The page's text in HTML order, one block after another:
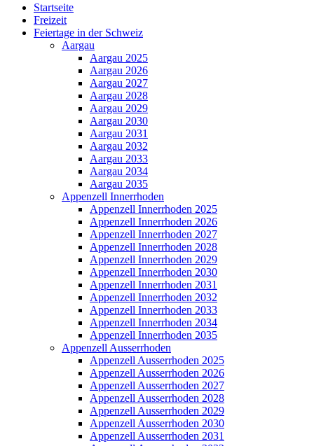
Startseite
Freizeit
Feiertage in der Schweiz
Aargau
Aargau 2025
Aargau 2026
Aargau 2027
Aargau 2028
Aargau 2029
Aargau 2030
Aargau 2031
Aargau 2032
Aargau 2033
Aargau 2034
Aargau 2035
Appenzell Innerrhoden
Appenzell Innerrhoden 2025
Appenzell Innerrhoden 2026
Appenzell Innerrhoden 2027
Appenzell Innerrhoden 2028
Appenzell Innerrhoden 2029
Appenzell Innerrhoden 2030
Appenzell Innerrhoden 2031
Appenzell Innerrhoden 2032
Appenzell Innerrhoden 2033
Appenzell Innerrhoden 2034
Appenzell Innerrhoden 2035
Appenzell Ausserrhoden
Appenzell Ausserrhoden 2025
Appenzell Ausserrhoden 2026
Appenzell Ausserrhoden 2027
Appenzell Ausserrhoden 2028
Appenzell Ausserrhoden 2029
Appenzell Ausserrhoden 2030
Appenzell Ausserrhoden 2031